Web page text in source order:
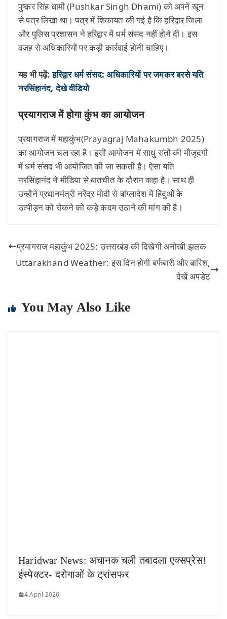
पुष्कर सिंह धामी (Pushkar Singh Dhami) को अपने खून
से पत्र लिखा था। पत्र में शिकायत की गई है कि हरिद्वार जिला
और पुलिस प्रशासन ने हरिद्वार में धर्म संसद नहीं होने दी। इस
वजह से अधिकारियों पर कड़ी कार्रवाई होनी चाहिए।
यह भी पढ़ें:हरिद्वार धर्म संसद: अधिकारियों पर जमकर बरसे यति
नरसिंहानंद, देखे वीडियो
प्रयागराज में होगा कुंभ का आयोजन
प्रयागराज में महाकुंभ(Prayagraj Mahakumbh 2025)
का आयोजन चल रहा है। इसी आयोजन में साधु संतों की मौजूदगी
में धर्म संसद भी आयोजित की जा सकती है। ऐसा यति
नरसिंहानंद ने मीडिया से बातचीत के दौरान कहा है। साथ ही
उन्होंने प्रधानमंत्री नरेंद्र मोदी से बांग्लादेश में हिंदुओं के
उत्पीड़न को रोकने को कड़े कदम उठाने की मांग की है।
प्रयागराज महाकुंभ 2025: उत्तराखंड की दिखेगी अनोखी झलक
Uttarakhand Weather: इस दिन होगी बर्फबारी और बारिश,
देखें अपडेट
You May Also Like
Haridwar News: अचानक चली तबादला एक्सप्रेस!
इंस्पेक्टर- दरोगाओं के ट्रांसफर
4 April 2026